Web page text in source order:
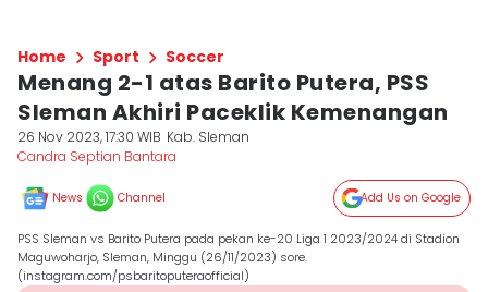
Home Sport Soccer
Menang 2-1 atas Barito Putera, PSS
Sleman Akhiri Paceklik Kemenangan
26 Nov 2023, 17:30 WIB Kab. Sleman
Candra Septian Bantara
News Channel Add Us on Google
PSS Sleman vs Barito Putera pada pekan ke-20 Liga 1 2023/2024 di Stadion
Maguwoharjo, Sleman, Minggu (26/11/2023) sore.
(instagram.com/psbaritoputeraofficial)